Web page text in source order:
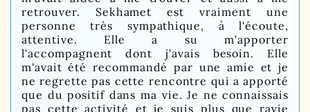
retrouver. Sekhamet est vraiment une
personne très sympathique, à l'écoute,
attentive. Elle a su m'apporter
l'accompagnent dont j'avais besoin. Elle
m'avait été recommandé par une amie et je
ne regrette pas cette rencontre qui a apporté
que du positif dans ma vie. Je ne connaissais
pas cette activité et je suis plus que ravie